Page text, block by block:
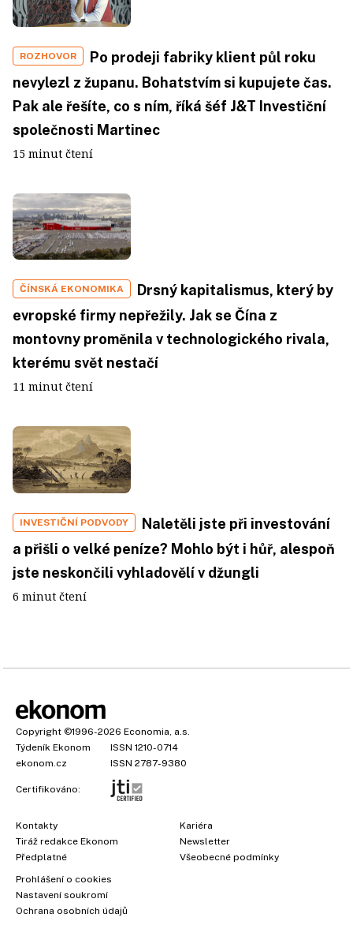
ROZHOVOR
Po prodeji fabriky klient půl roku
nevylezl z županu. Bohatstvím si kupujete čas.
Pak ale řešíte, co s ním, říká šéf J&T Investiční
společnosti Martinec
15 minut čtení
ČÍNSKÁ EKONOMIKA
Drsný kapitalismus, který by
evropské firmy nepřežily. Jak se Čína z
montovny proměnila v technologického rivala,
kterému svět nestačí
11 minut čtení
INVESTIČNÍ PODVODY
Naletěli jste při investování
a přišli o velké peníze? Mohlo být i hůř, alespoň
jste neskončili vyhladovělí v džungli
6 minut čtení
Copyright ©1996-2026 Economia, a.s.
Týdeník Ekonom
ISSN 1210-0714
ekonom.cz
ISSN 2787-9380
Certifikováno:
Kontakty
Tiráž redakce Ekonom
Předplatné
Kariéra
Newsletter
Všeobecné podmínky
Prohlášení o cookies
Nastavení soukromí
Ochrana osobních údajů